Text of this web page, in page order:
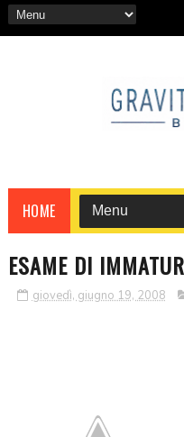
HOME
ESAME DI
giovedì, giugno 19, 2008